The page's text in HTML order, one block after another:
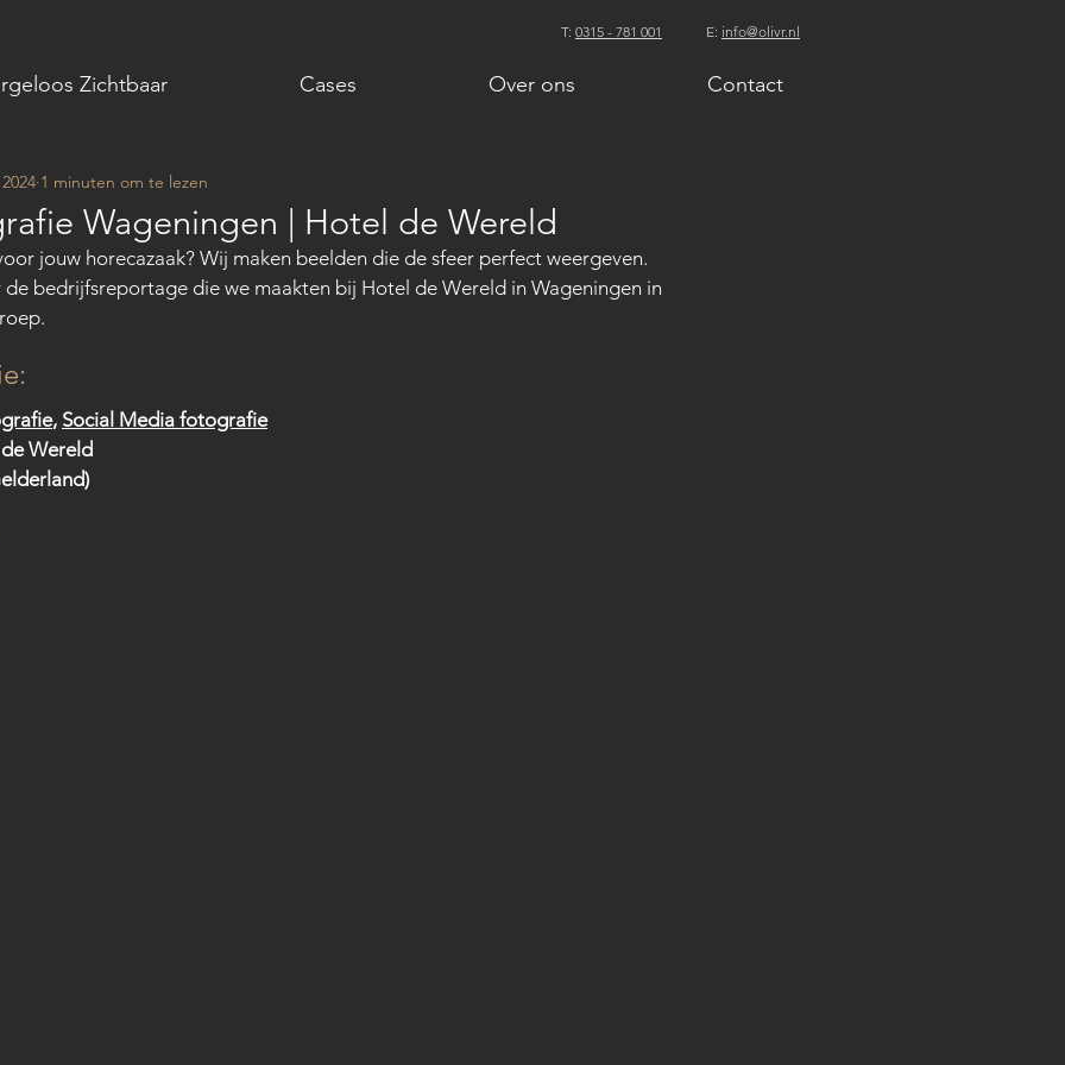
T: 0315 - 781 001 E: info@olivr.nl
Zichtbaar Cases Over ons Contact
Wageningen | Hotel de Wereld
1 minuten om te lezen
jouw horecazaak? Wij maken beelden die de sfeer perfect weergeven.
bedrijfsreportage die we maakten bij Hotel de Wereld in Wageningen in
, Social Media fotografie
Wereld